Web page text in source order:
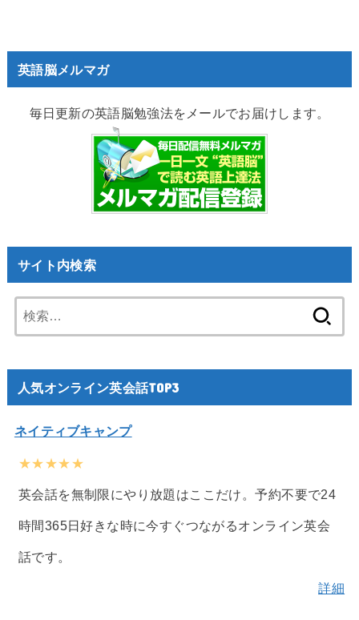
英語脳メルマガ
毎日更新の英語脳勉強法をメールでお届けします。
サイト内検索
索:
人気オンライン英会話TOP3
ネイティブキャンプ
★★★★★
英会話を無制限にやり放題はここだけ。予約不要で24
時間365日好きな時に今すぐつながるオンライン英会
話です。
詳細